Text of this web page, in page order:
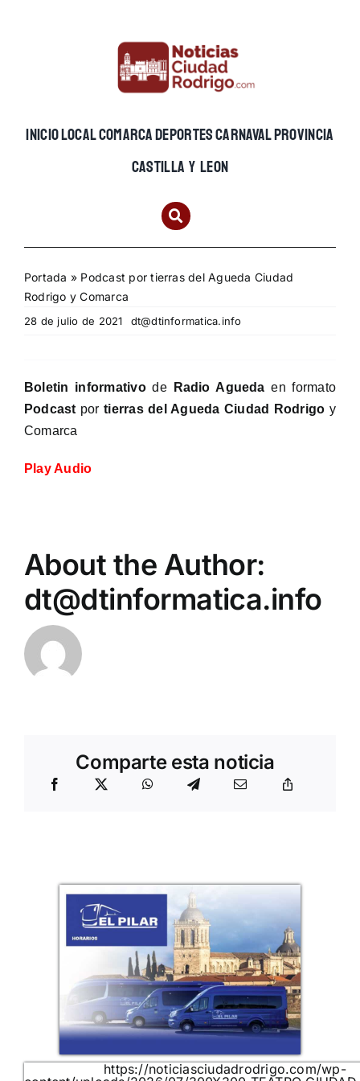
INICIOLOCALCOMARCADEPORTESCARNAVALPROVINCIA
CASTILLA Y LEON
Portada » Podcast por tierras del Agueda Ciudad
Rodrigo y Comarca
28 de julio de 2021 dt@dtinformatica.info
Boletin informativode Radio Agueda en formato
Podcast portierras del Agueda Ciudad Rodrigo y
Comarca
Play Audio
About the Author:
dt@dtinformatica.info
Comparte esta noticia
https://noticiasciudadrodrigo.com/wp-